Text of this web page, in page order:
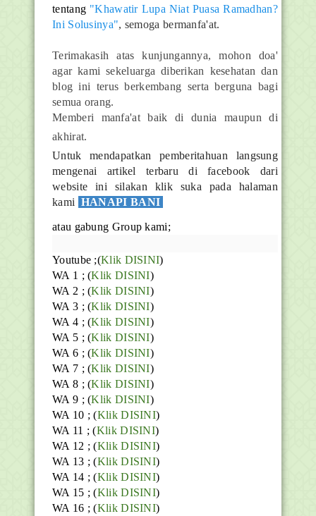
tentang "Khawatir Lupa Niat Puasa Ramadhan?
Ini Solusinya", semoga bermanfa'at.
Terimakasih atas kunjungannya, mohon doa'
agar kami sekeluarga diberikan kesehatan dan
blog ini terus berkembang serta berguna bagi
semua orang.
Memberi manfa'at baik di dunia maupun di
akhirat.
Untuk mendapatkan pemberitahuan langsung
mengenai artikel terbaru di facebook dari
website ini silakan klik suka pada halaman
kami HANAPI BANI
atau gabung Group kami;
Youtube ;(Klik DISINI)
WA 1 ; (Klik DISINI)
WA 2 ; (Klik DISINI)
WA 3 ; (Klik DISINI)
WA 4 ; (Klik DISINI)
WA 5 ; (Klik DISINI)
WA 6 ; (Klik DISINI)
WA 7 ; (Klik DISINI)
WA 8 ; (Klik DISINI)
WA 9 ; (Klik DISINI)
WA 10 ; (Klik DISINI)
WA 11 ; (Klik DISINI)
WA 12 ; (Klik DISINI)
WA 13 ; (Klik DISINI)
WA 14 ; (Klik DISINI)
WA 15 ; (Klik DISINI)
WA 16 ; (Klik DISINI)